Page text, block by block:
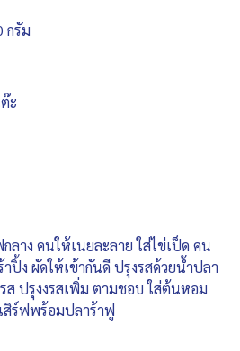
กรัม
ะ
ลาง คนให้เนยละลาย ใส่ไข่เป็ด คน
ปิ้ง ผัดให้เข้ากันดี ปรุงรสด้วยน้ำปลา
ส ปรุงงรสเพิ่ม ตามชอบ ใส่ต้นหอม
สิร์ฟพร้อมปลาร้าฟู